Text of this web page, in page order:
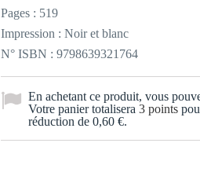
Pages : 519
Impression : Noir et blanc
N° ISBN : 9798639321764
En achetant ce produit, vous
Votre panier totalisera 3 points
réduction de 0,60 €.